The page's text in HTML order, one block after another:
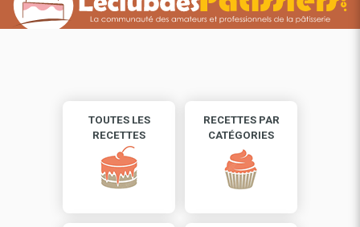
TOUTES LES
RECETTES
RECETTES PAR
CATÉGORIES